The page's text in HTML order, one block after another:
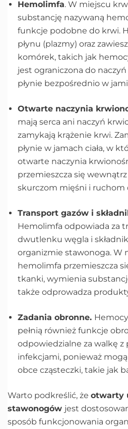
Hemolimfa. W miejscu
substancję nazywaną
funkcje podobne do krwi.
płynu (plazmy) oraz
komórek, takich jak
jest ograniczona do
płynie bezpośrednio w
Otwarte naczynia
mają serca ani naczyń
zamykają krążenie krwi.
płynie w jamach ciała, w
otwarte naczynia
przemieszcza się
skurczom mięśni i ruchom
Transport gazów i
Hemolimfa odpowiada za
dwutlenku węgla i
organizmie stawonoga. W
hemolimfa przemieszcza
tkanki, wymienia
także odprowadza
Zadania obronne.
pełnią również funkcje
odpowiedzialne za walkę z
infekcjami, ponieważ
obce cząsteczki, takie jak
Warto podkreślić, że otwarty
stawonogów jest
sposób funkcjonowania